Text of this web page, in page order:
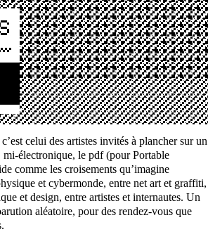
celui des artistes invités à plancher sur un
électronique, le pdf (pour Portable
comme les croisements qu’imagine
et cybermonde, entre net art et graffiti,
et design, entre artistes et internautes. Un
aléatoire, pour des rendez-vous que